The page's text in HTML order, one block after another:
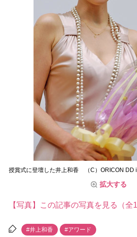
授賞式に登壇した井上和香 （C）ORICON
拡大する
【写真】この記事の写真を見る（全1
#井上和香 #アワード